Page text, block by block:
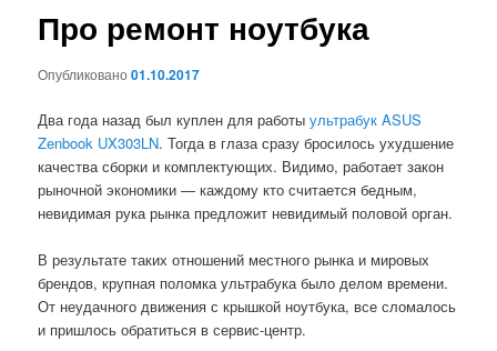
Про ремонт ноутбука
Опубликовано01.10.2017
Два года назад был куплен для работыультрабук ASUS
Zenbook UX303LN. Тогда в глаза сразу бросилось ухудшение
качества сборки и комплектующих. Видимо, работает закон
рыночной экономики — каждому кто считается бедным,
невидимая рука рынка предложит невидимый половой орган.
В результате таких отношений местного рынка и мировых
брендов, крупная поломка ультрабука было делом времени.
От неудачного движения с крышкой ноутбука, все сломалось
и пришлось обратиться в сервис-центр.